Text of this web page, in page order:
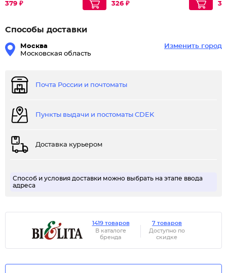
379 ₽ 326 ₽
Способы доставки
Москва
Московская область
Изменить город
Почта России и почтоматы
Пункты выдачи и постоматы CDEK
Доставка курьером
Способ и условия доставки можно выбрать на этапе ввода
адреса
1419 товаров
В каталоге
бренда
7 товаров
Доступно по
скидке